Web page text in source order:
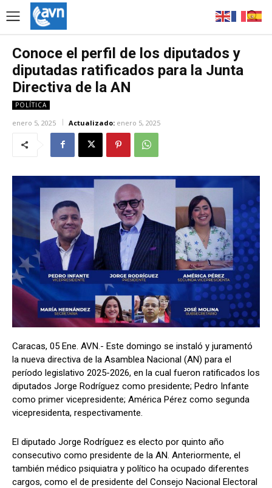
Conoce el perfil de los diputados y
diputadas ratificados para la Junta
Directiva de la AN
POLÍTICA
enero 5, 2025 Actualizado: enero 5, 2025
Caracas, 05 Ene. AVN.- Este domingo se instaló y juramentó
la nueva directiva de la Asamblea Nacional (AN) para el
período legislativo 2025-2026, en la cual fueron ratificados los
diputados Jorge Rodríguez como presidente; Pedro Infante
como primer vicepresidente; América Pérez como segunda
vicepresidenta, respectivamente.
El diputado Jorge Rodríguez es electo por quinto año
consecutivo como presidente de la AN. Anteriormente, el
también médico psiquiatra y político ha ocupado diferentes
cargos, como el de presidente del Consejo Nacional Electoral